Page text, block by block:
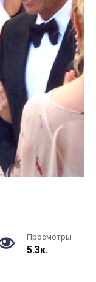
Просмотры
5.3к.